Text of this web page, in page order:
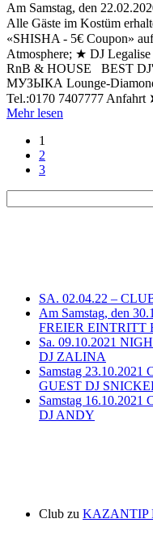
Am Samstag, den
Alle Gäste im Kostüm
«SHISHA - 5€ Coupon»
Atmosphere; ★ DJ
RnB & HOUSE BEST
МУЗЫКА Lounge-
Tel.:0170 7407777
Mehr lesen
1
2
3
SA. 02.04.22 –
Am Samstag, den
FREIER EINTRITT
Sa. 09.10.2021
DJ ZALINA
Samstag
GUEST DJ
Samstag
DJ ANDY
Club zu KAZANTIP